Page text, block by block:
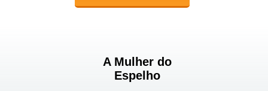
A Mulher do
Espelho